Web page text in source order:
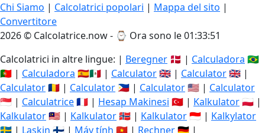
Chi Siamo | Calcolatrici popolari | Mappa del sito |
Convertitore
2026 © Calcolatrice.now - ⌚ Ora sono le 01:33:52
Calcolatrici in altre lingue: | Beregner 🇩🇰 | Calculadora 🇧🇷
🇵🇹 | Calculadora 🇪🇸🇲🇽 | Calculator🇬🇧 | Calculator🇬🇧 |
Calculator🇷🇴 | Calculator 🇵🇭 | Calculator🇺🇸 | Calculator
🇸🇬 | Calculatrice🇫🇷 | Hesap Makinesi 🇹🇷 | Kalkulator🇵🇱 |
Kalkulator🇲🇾 | Kalkulator🇳🇴 | Kalkulator🇮🇩 | Kalkylator
🇸🇪 | Laskin 🇫🇮 | Máy tính 🇻🇳 | Rechner🇩🇪 |